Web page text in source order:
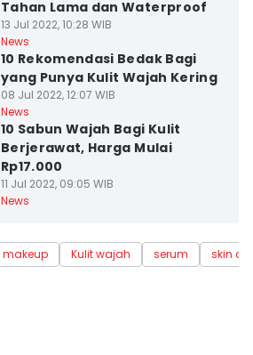
Tahan Lama dan Waterproof
13 Jul 2022, 10:28 WIB
News
10 Rekomendasi Bedak Bagi
yang Punya Kulit Wajah Kering
08 Jul 2022, 12:07 WIB
News
10 Sabun Wajah Bagi Kulit
Berjerawat, Harga Mulai
Rp17.000
11 Jul 2022, 09:05 WIB
News
makeup Kulit wajah serum
skin